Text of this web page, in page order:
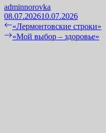
adminnorovka
08.07.202610.07.2026
Навигация
по
Previous
post:
«Лермонтовские строки»
Next
«Мой выбор – здоровье»